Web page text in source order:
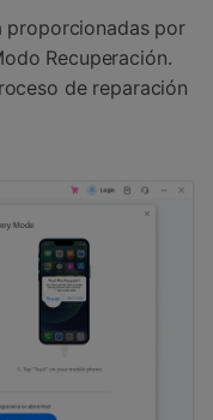
proporcionadas por
Recuperación.
de reparación